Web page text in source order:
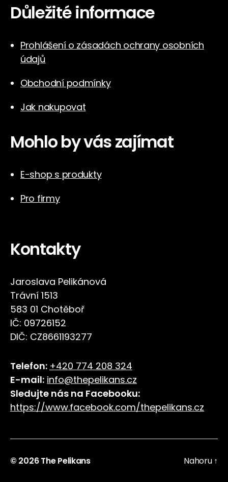
Důležité informace
Prohlášení o zásadách ochrany osobních
údajů
Obchodní podmínky
Jak nakupovat
Mohlo by vás zajímat
E-shop s produkty
Pro firmy
Kontakty
Jaroslava Pelikánová
Trávní 1513
583 01 Chotěboř
IČ: 09726152
DIČ: CZ8661193277
Telefon: +420 774 208 324
E-mail: info@thepelikans.cz
Sledujte nás na Facebooku:
https://www.facebook.com/thepelikans.cz
© 2026The Pelikans Nahoru ↑